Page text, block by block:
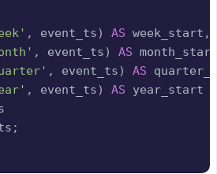
, event_ts) AS week_start ,
, event_ts) AS
, event_ts) AS
, event_ts) AS
;